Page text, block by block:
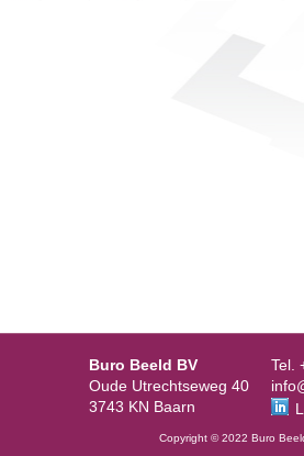
Buro Beeld BV
Oude Utrechtseweg 40
3743 KN Baarn
Tel.
Copyright © 2022 Buro